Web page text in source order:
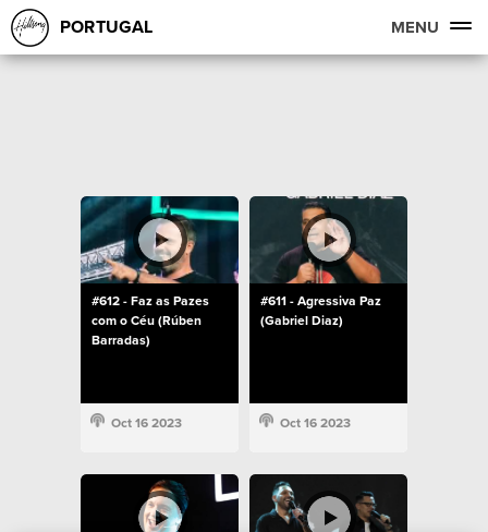
PORTUGAL MENU
#612 - Faz as Pazes
com o Céu (Rúben
Barradas)
Oct 16 2023
#611 - Agressiva Paz
(Gabriel Diaz)
Oct 16 2023